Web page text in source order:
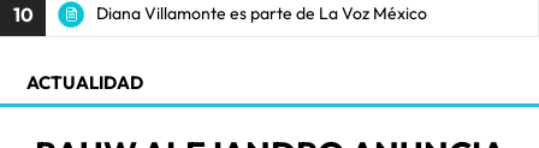
10 Diana Villamonte es parte de La Voz México
ACTUALIDAD